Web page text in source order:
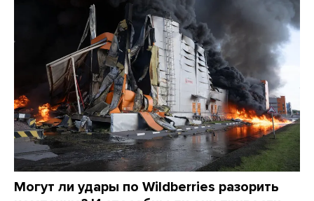
Могут ли удары по Wildberries разорить